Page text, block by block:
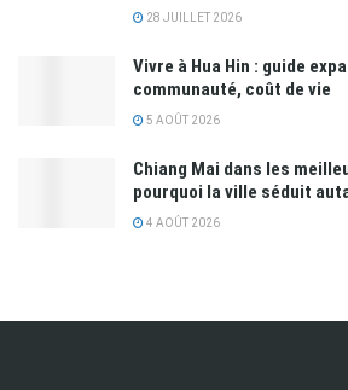
28 JUILLET 2026
Vivre à Hua Hin : guide
communauté, coût de vie
5 AOÛT 2026
Chiang Mai dans les
pourquoi la ville séduit
4 AOÛT 2026